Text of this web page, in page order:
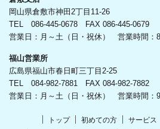
岡山県倉敷市神田2丁目11-26
TEL 086-445-0678 FAX 086-445-0679
営業日：月～土（日・祝休） 営業時間：
福山営業所
広島県福山市春日町三丁目2-25
TEL 084-982-7881 FAX 084-982-7882
営業日：月～土（日・祝休） 営業時間：
トップ 初めての方 サービス